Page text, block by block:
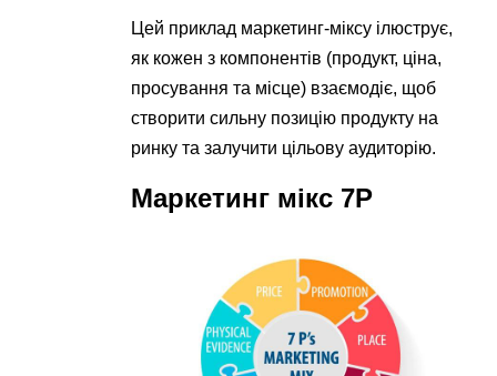
Цей приклад маркетинг-міксу ілюструє,
як кожен з компонентів (продукт, ціна,
просування та місце) взаємодіє, щоб
створити сильну позицію продукту на
ринку та залучити цільову аудиторію.
Маркетинг мікс 7P